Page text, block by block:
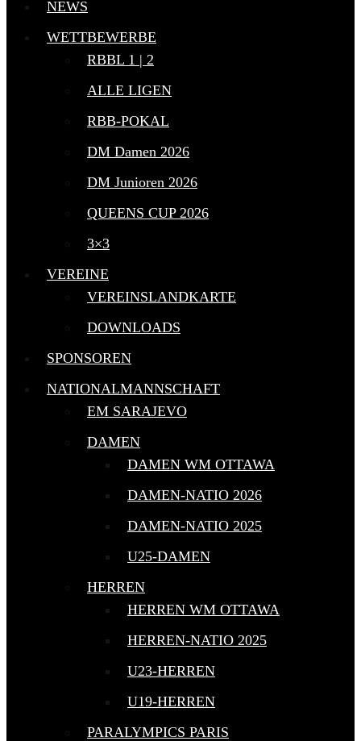
NEWS
WETTBEWERBE
RBBL 1 | 2
ALLE LIGEN
RBB-POKAL
DM Damen 2026
DM Junioren 2026
QUEENS CUP 2026
3×3
VEREINE
VEREINSLANDKARTE
DOWNLOADS
SPONSOREN
NATIONALMANNSCHAFT
EM SARAJEVO
DAMEN
DAMEN WM OTTAWA
DAMEN-NATIO 2026
DAMEN-NATIO 2025
U25-DAMEN
HERREN
HERREN WM OTTAWA
HERREN-NATIO 2025
U23-HERREN
U19-HERREN
PARALYMPICS PARIS